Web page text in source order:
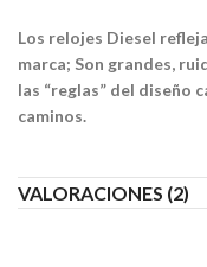
Los relojes Diesel
marca; Son grandes,
las “reglas” del diseño
caminos.
VALORACIONES (2)